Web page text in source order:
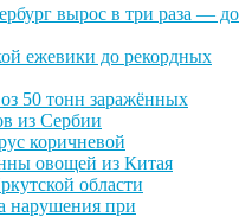
вырос в три раза — до
ежевики до рекордных
50 тонн заражённых
из Сербии
коричневой
овощей из Китая
области
нарушения при